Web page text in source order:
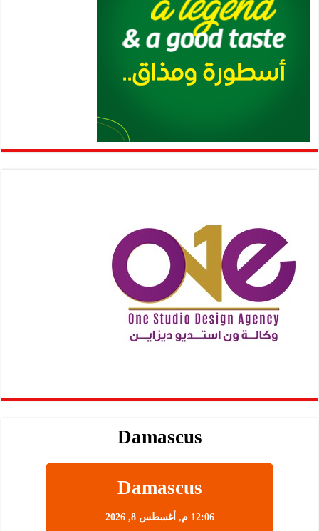
Damascus
Damascus
12:06 م, أغسطس 8, 2026